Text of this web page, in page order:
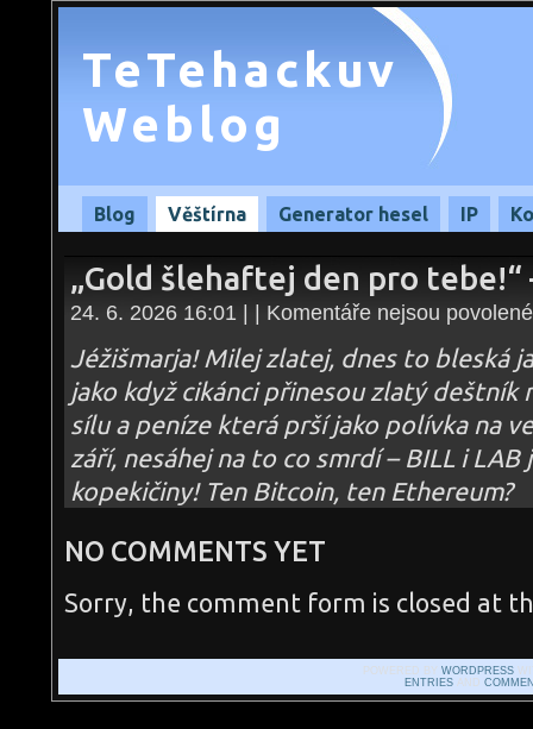
TeTehackuv
Weblog
Blog Věštírna Generator hesel IP
„Gold šlehaftej den pro tebe!“
24. 6. 2026 16:01 | | Komentáře nejsou povolené
Jéžišmarja! Milej zlatej, dnes to bleská
jako když cikánci přinesou zlatý deštník
sílu a peníze která prší jako polívka na
září, nesáhej na to co smrdí – BILL i
kopekičiny! Ten Bitcoin, ten Ethereum?
NO COMMENTS YET
Sorry, the comment form is closed at
POWERED BY WORDPRESS
ENTRIESAND